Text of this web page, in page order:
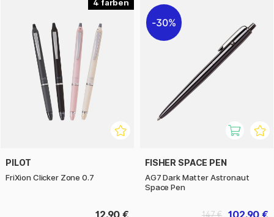
4
PILOT
FriXion Clicker Zone 0.7
12.90 €
30%
FISHER SPACE PEN
AG7 Dark Matter Astronaut
Space Pen
102.90 €
147 €